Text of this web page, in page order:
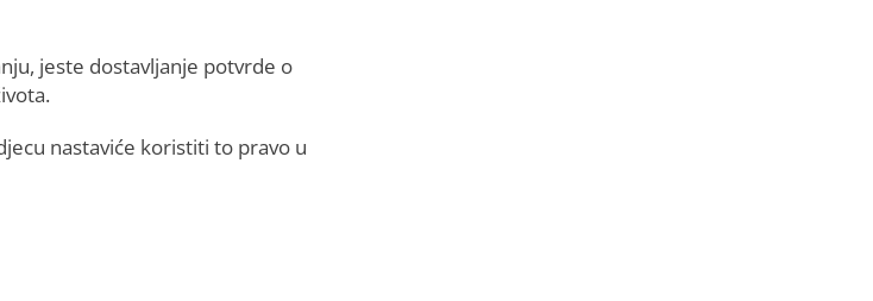
jeste dostavljanje potvrde o
nastaviće koristiti to pravo u